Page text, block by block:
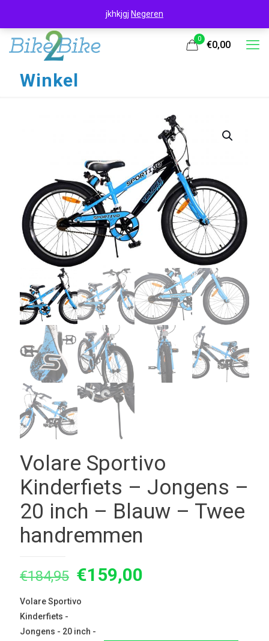
0
€0,00
Winkel
Volare Sportivo
Kinderfiets – Jongens –
20 inch – Blauw – Twee
handremmen
€184,95 Oorspronkelijke
was:
€184,95.
€159,00
Volare Sportivo
Kinderfiets -
Jongens - 20 inch -
jkhkjgj Negeren